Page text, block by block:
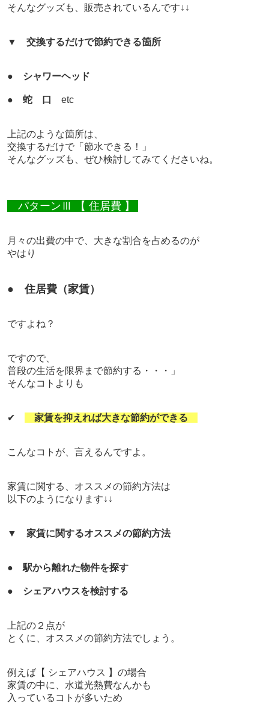
そんなグッズも、販売されているんです↓↓
▼ 交換するだけで節約できる箇所
● シャワーヘッド
● 蛇 口 etc
上記のような箇所は、
交換するだけで「節水できる！」
そんなグッズも、ぜひ検討してみてくださいね。
パターンⅢ 【 住居費 】
月々の出費の中で、大きな割合を占めるのが
やはり
●住居費（家賃）
ですよね？
ですので、
普段の生活を限界まで節約する・・・」
そんなコトよりも
✔ 家賃を抑えれば大きな節約ができる
こんなコトが、言えるんですよ。
家賃に関する、オススメの節約方法は
以下のようになります↓↓
▼ 家賃に関するオススメの節約方法
● 駅から離れた物件を探す
● シェアハウスを検討する
上記の２点が
とくに、オススメの節約方法でしょう。
例えば【 シェアハウス 】の場合
家賃の中に、水道光熱費なんかも
入っているコトが多いため